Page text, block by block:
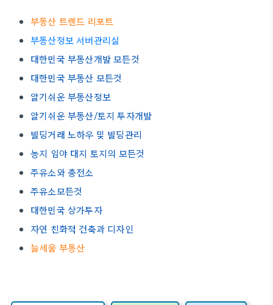
부동산 트렌드 리포트
부동산정보 서버관리실
대한민국 부동산개발 모든것
대한민국 부동산 모든것
알기쉬운 부동산정보
알기쉬운 부동산/토지 투자개발
빌딩거래 노하우 및 빌딩관리
농지 임야 대지 토지의 모든것
주유소와 충전소
주유소모든것
대한민국 상가투자
자연 친화적 건축과 디자인
늘세움 부동산